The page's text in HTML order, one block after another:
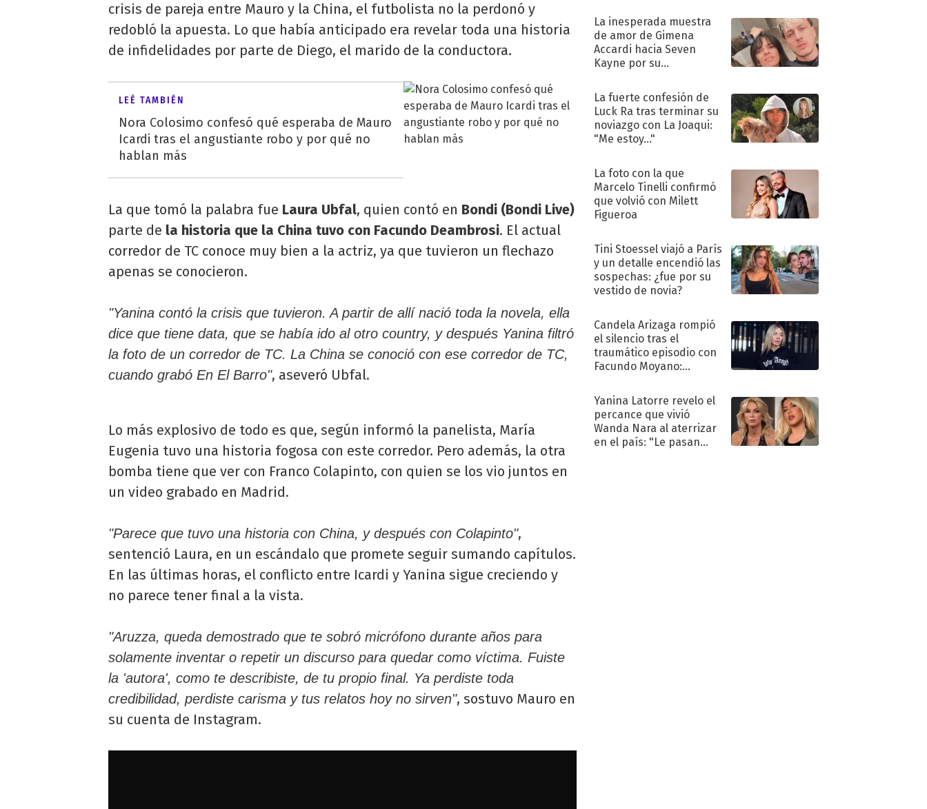
crisis de pareja entre Mauro y la China, el futbolista no la perdonó y
redobló la apuesta. Lo que había anticipado era revelar toda una historia
de infidelidades por parte de Diego, el marido de la conductora.
LEÉ TAMBIÉN
Nora Colosimo confesó qué esperaba de Mauro
Icardi tras el angustiante robo y por qué no
hablan más
La que tomó la palabra fue Laura Ubfal, quien contó en Bondi (Bondi Live)
parte de la historia que la China tuvo con Facundo Deambrosi. El actual
corredor de TC conoce muy bien a la actriz, ya que tuvieron un flechazo
apenas se conocieron.
"Yanina contó la crisis que tuvieron. A partir de allí nació toda la novela, ella
dice que tiene data, que se había ido al otro country, y después Yanina filtró
la foto de un corredor de TC. La China se conoció con ese corredor de TC,
cuando grabó En El Barro", aseveró Ubfal.
Lo más explosivo de todo es que, según informó la panelista, María
Eugenia tuvo una historia fogosa con este corredor. Pero además, la otra
bomba tiene que ver con Franco Colapinto, con quien se los vio juntos en
un video grabado en Madrid.
"Parece que tuvo una historia con China, y después con Colapinto",
sentenció Laura, en un escándalo que promete seguir sumando capítulos.
En las últimas horas, el conflicto entre Icardi y Yanina sigue creciendo y
no parece tener final a la vista.
"Aruzza, queda demostrado que te sobró micrófono durante años para
solamente inventar o repetir un discurso para quedar como víctima. Fuiste
la 'autora', como te describiste, de tu propio final. Ya perdiste toda
credibilidad, perdiste carisma y tus relatos hoy no sirven", sostuvo Mauro en
su cuenta de Instagram.
La inesperada muestra
de amor de Gimena
Accardi hacia Seven
Kayne por su
La fuerte confesión de
Luck Ra tras terminar su
noviazgo con La Joaqui:
"Me estoy..."
La foto con la que
Marcelo Tinelli confirmó
que volvió con Milett
Figueroa
Tini Stoessel viajó a París
y un detalle encendió las
sospechas: ¿fue por su
vestido de novia?
Candela Arizaga rompió
el silencio tras el
traumático episodio con
Facundo Moyano:
Yanina Latorre revelo el
percance que vivió
Wanda Nara al aterrizar
en el país: "Le pasan